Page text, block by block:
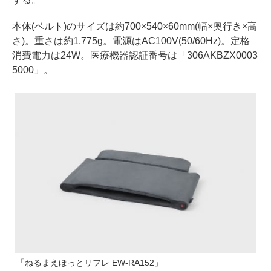
本体(ベルト)のサイズは約700×540×60mm(幅×奥行き×高
さ)。重さは約1,775g。電源はAC100V(50/60Hz)。定格
消費電力は24W。医療機器認証番号は「306AKBZX0003
5000」。
「ねるまえほっとリフレ EW-RA152」